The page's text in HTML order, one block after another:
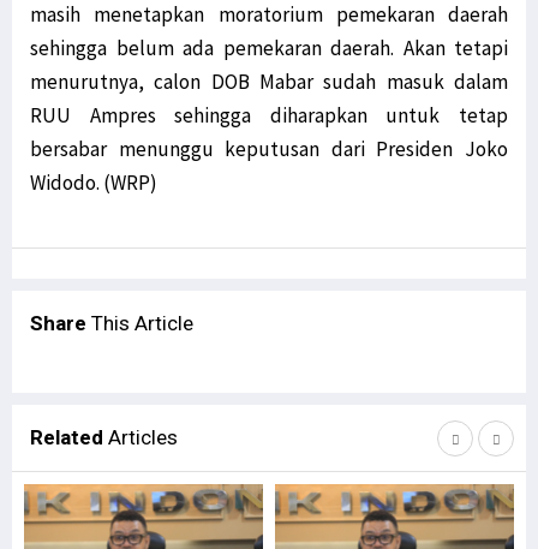
masih menetapkan moratorium pemekaran daerah
sehingga belum ada pemekaran daerah. Akan tetapi
menurutnya, calon DOB Mabar sudah masuk dalam
RUU Ampres sehingga diharapkan untuk tetap
bersabar menunggu keputusan dari Presiden Joko
Widodo. (WRP)
Share This Article
Related Articles